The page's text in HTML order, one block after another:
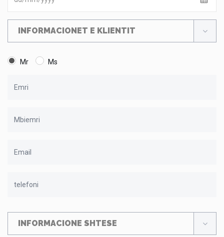
INFORMACIONET E KLIENTIT
Mr Ms
INFORMACIONE SHTESE